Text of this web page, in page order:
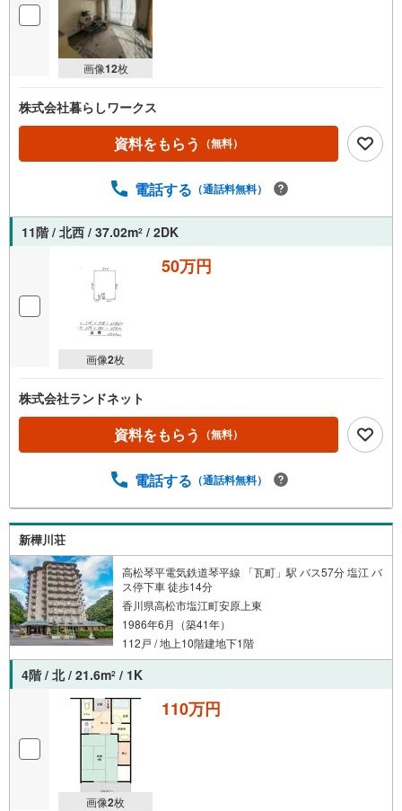
る
・
マ
イ
存
画像12枚
株式会社暮らしワークス
資料をもらう （無料）
電話する （通話料無料）
11階 / 北西 / 37.02m2 / 2DK
画像2枚
50万円
株式会社ランドネット
資料をもらう （無料）
電話する （通話料無料）
新樺川荘
高松琴平電気鉄道琴平線 「瓦町」駅 バス57分 塩江 バ
ス停下車 徒歩14分
香川県高松市塩江町安原上東
1986年6月（築41年）
112戸 / 地上10階建地下1階
4階 / 北 / 21.6m2 / 1K
画像2枚
110万円